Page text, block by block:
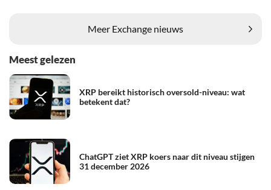
Meer Exchange nieuws
Meest gelezen
XRP bereikt historisch oversold-niveau: wat
betekent dat?
ChatGPT ziet XRP koers naar dit niveau stijgen
31 december 2026